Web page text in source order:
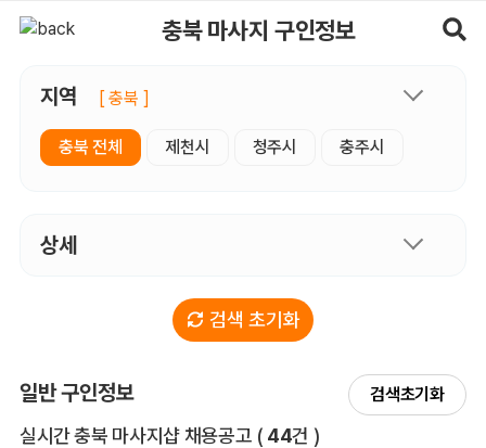
충북 마사지 구인정보
지역 [ 충북 ]
충북 전체 제천시 청주시 충주시
상세
검색 초기화
일반 구인정보 검색초기화
실시간 충북 마사지샵 채용공고 전체 목록
( 44건 )